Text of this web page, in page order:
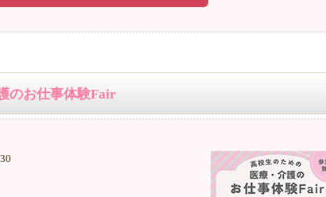
のお仕事体験Fair